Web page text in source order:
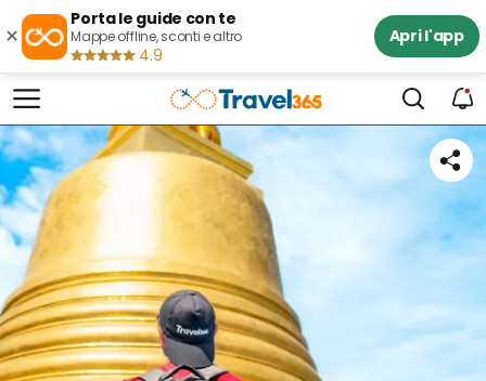
×
Porta le guide con te
Mappe offline, sconti e altro
4.9
Apri l'app